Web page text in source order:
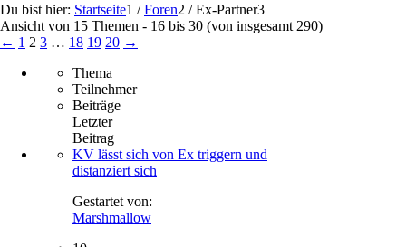
Du bist hier: Startseite1 / Foren2 / Ex-Partner3
Ansicht von 15 Themen - 16 bis 30 (von insgesamt 290)
← 1 2 3 … 18 19 20 →
Thema
Teilnehmer
Beiträge
Letzter
Beitrag
KV lässt sich von Ex triggern und
distanziert sich
Gestartet von:
Marshmallow